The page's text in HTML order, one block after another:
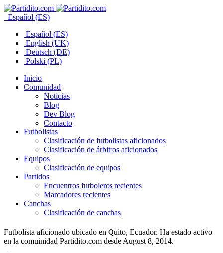
Español (ES)
Español (ES)
English (UK)
Deutsch (DE)
Polski (PL)
Inicio
Comunidad
Noticias
Blog
Dev Blog
Contacto
Futbolistas
Clasificación de futbolistas aficionados
Clasificación de árbitros aficionados
Equipos
Clasificación de equipos
Partidos
Encuentros futboleros recientes
Marcadores recientes
Canchas
Clasificación de canchas
Futbolista aficionado ubicado en Quito, Ecuador. Ha estado activo
en la comuinidad Partidito.com desde August 8, 2014.